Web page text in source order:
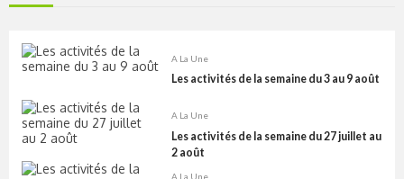
A La Une
Les activités de la semaine du 3 au 9 août
A La Une
Les activités de la semaine du 27 juillet au
2 août
A La Une